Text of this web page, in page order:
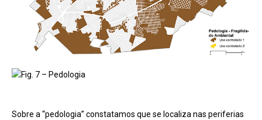
Fig. 7 – Pedologia
Sobre a “pedologia” constatamos que se localiza nas periferias